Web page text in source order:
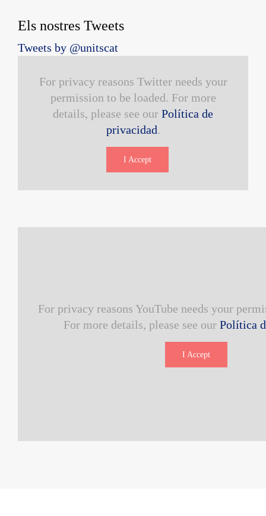
Els nostres Tweets
Tweets by @unitscat
For privacy reasons Twitter needs your
permission to be loaded. For more
details, please see our Política de
privacidad.
I Accept
For privacy reasons YouTube needs your
For more details, please see our Política
I Accept